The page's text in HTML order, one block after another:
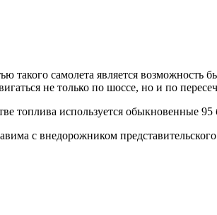
такого самолета является
не только по шоссе, но и по
топлива используется обыкновенные
с внедорожником